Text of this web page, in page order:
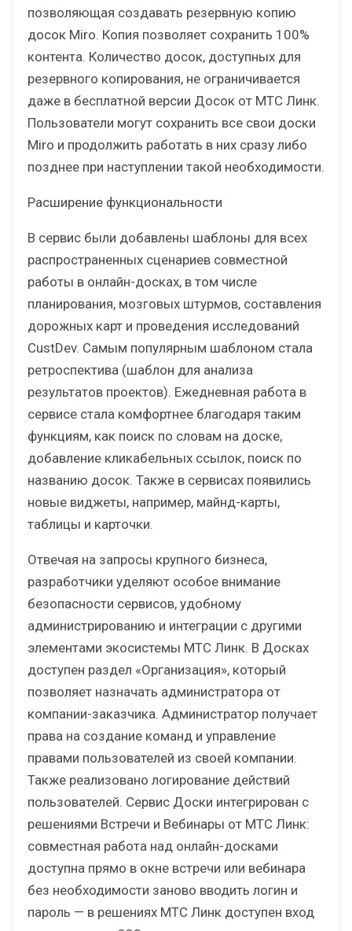
позволяющая создавать резервную копию
досок Miro. Копия позволяет сохранить 100%
контента. Количество досок, доступных для
резервного копирования, не ограничивается
даже в бесплатной версии Досок от МТС Линк.
Пользователи могут сохранить все свои доски
Miro и продолжить работать в них сразу либо
позднее при наступлении такой необходимости.
Расширение функциональности
В сервис были добавлены шаблоны для всех
распространенных сценариев совместной
работы в онлайн-досках, в том числе
планирования, мозговых штурмов, составления
дорожных карт и проведения исследований
CustDev. Самым популярным шаблоном стала
ретроспектива (шаблон для анализа
результатов проектов). Ежедневная работа в
сервисе стала комфортнее благодаря таким
функциям, как поиск по словам на доске,
добавление кликабельных ссылок, поиск по
названию досок. Также в сервисах появились
новые виджеты, например, майнд-карты,
таблицы и карточки.
Отвечая на запросы крупного бизнеса,
разработчики уделяют особое внимание
безопасности сервисов, удобному
администрированию и интеграции с другими
элементами экосистемы МТС Линк. В Досках
доступен раздел «Организация», который
позволяет назначать администратора от
компании-заказчика. Администратор получает
права на создание команд и управление
правами пользователей из своей компании.
Также реализовано логирование действий
пользователей. Сервис Доски интегрирован с
решениями Встречи и Вебинары от МТС Линк:
совместная работа над онлайн-досками
доступна прямо в окне встречи или вебинара
без необходимости заново вводить логин и
пароль — в решениях МТС Линк доступен вход